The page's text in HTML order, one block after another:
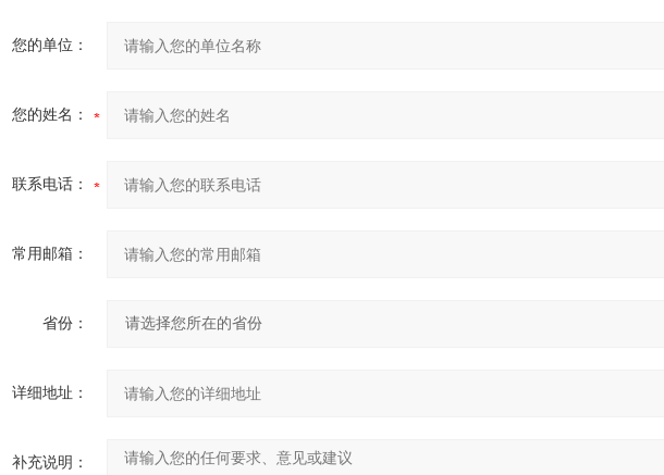
您的单位：
您的姓名：
联系电话：
常用邮箱：
省份：
详细地址：
补充说明：